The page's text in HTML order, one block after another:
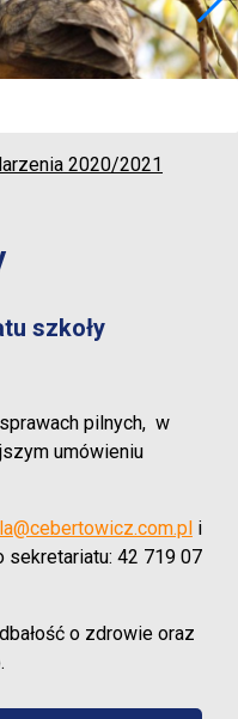
2020/2021
szkoły
pilnych, w
umówieniu
i
sekretariatu: 42 719 07
o zdrowie oraz